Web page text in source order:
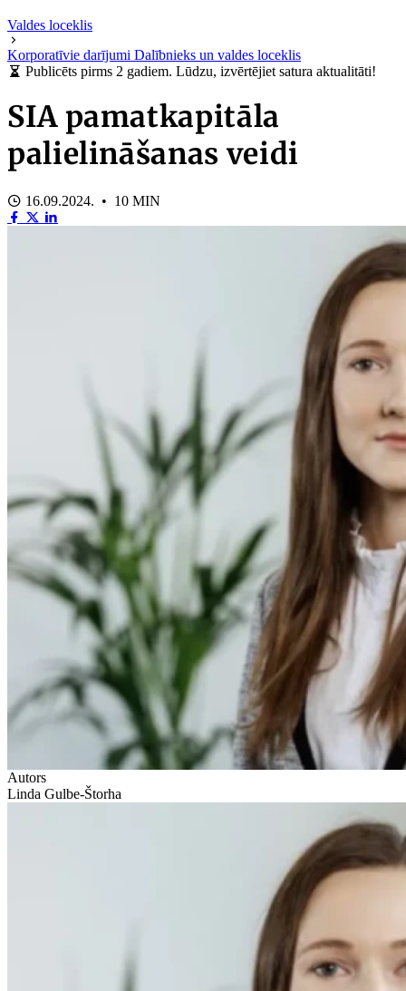
Valdes loceklis
Korporatīvie darījumi Dalībnieks un valdes loceklis
Publicēts pirms 2 gadiem. Lūdzu, izvērtējiet satura aktualitāti!
SIA pamatkapitāla
palielināšanas veidi
16.09.2024. • 10 MIN
Autors
Linda Gulbe-Štorha